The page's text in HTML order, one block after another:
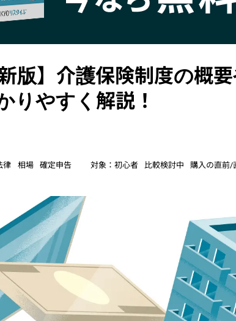
新版】介護保険制度の概
りやすく解説！
律 相場 確定申告 対象： 初心者 比較検討中 購入の直前/